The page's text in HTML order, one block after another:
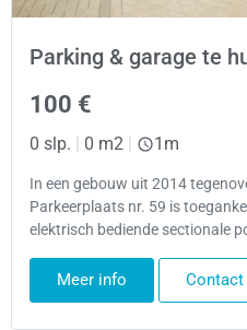
Parking & garage te
100 €
0 slp. | 0 m2 | 1m
In een gebouw uit 2014
Parkeerplaats nr. 59 is
elektrisch bediende sectionale
Meer info Contact